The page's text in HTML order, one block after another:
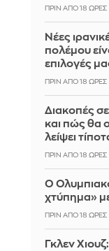
ΠΡΙΝ ΑΠΌ 18 ΏΡΕΣ
Νέες
πολέμου
επιλογές
ΠΡΙΝ ΑΠΌ 18 ΏΡΕΣ
Διακοπές
και πώς θα
λείψει
ΠΡΙΝ ΑΠΌ 18 ΏΡΕΣ
Ο
χτύπημα»
ΠΡΙΝ ΑΠΌ 18 ΏΡΕΣ
Γκλεν